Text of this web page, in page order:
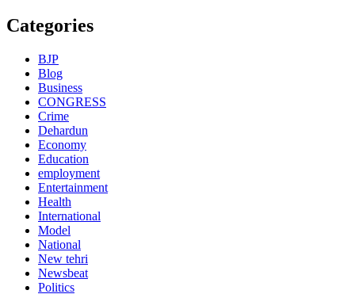
Categories
BJP
Blog
Business
CONGRESS
Crime
Dehardun
Economy
Education
employment
Entertainment
Health
International
Model
National
New tehri
Newsbeat
Politics